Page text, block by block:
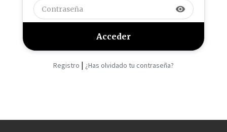
visibility
Registro | ¿Has olvidado tu contraseña?